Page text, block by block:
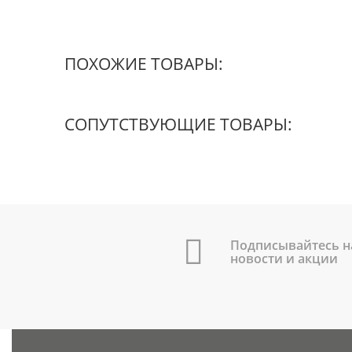
ПОХОЖИЕ ТОВАРЫ:
СОПУТСТВУЮЩИЕ ТОВАРЫ:
Подписывайтесь
новости и акции